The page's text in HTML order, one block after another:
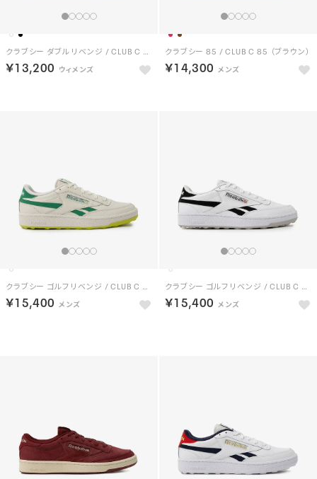
クラブシー ダブル リベンジ / CLUB C DOUBLE REVENGE （ブラック）
￥13,200
クラブシー 85 / CLUB C 85 （ブラウン）
￥14,300
クラブシー ゴルフ リベンジ / CLUB C GOLF REVENGE （チョーク/グリーン）
￥15,400
クラブシー ゴルフ リベンジ / CLUB C GOLF REVENGE （ホワイト/ブラック）
￥15,400